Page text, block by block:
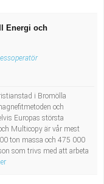
Energi och
i Bromölla
och
Europas största
Multicopy är vår mest
ton massa och 475 000
som trivs med att arbeta